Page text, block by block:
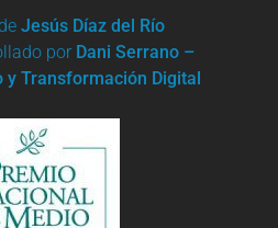
Jesús Díaz del Río
por Dani Serrano –
y Transformación Digital